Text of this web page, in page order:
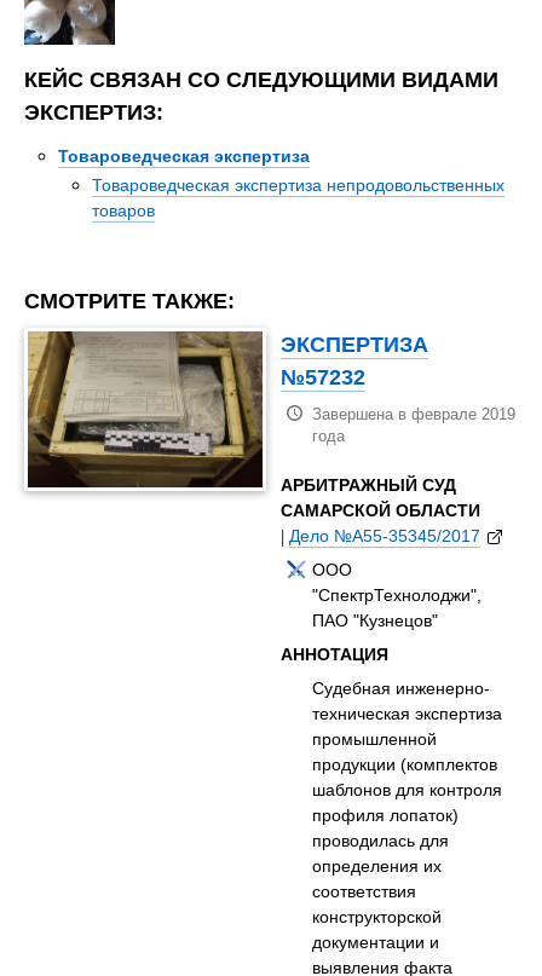
КЕЙС СВЯЗАН СО СЛЕДУЮЩИМИ ВИДАМИ
ЭКСПЕРТИЗ:
Товароведческая экспертиза
Товароведческая экспертиза непродовольственных
товаров
СМОТРИТЕ ТАКЖЕ:
ЭКСПЕРТИЗА
№57232
Завершена в феврале 2019
года
АРБИТРАЖНЫЙ СУД
САМАРСКОЙ ОБЛАСТИ
|Дело №А55-35345/2017
ООО
"СпектрТехнолоджи",
ПАО "Кузнецов"
АННОТАЦИЯ
Судебная инженерно-
техническая экспертиза
промышленной
продукции (комплектов
шаблонов для контроля
профиля лопаток)
проводилась для
определения их
соответствия
конструкторской
документации и
выявления факта